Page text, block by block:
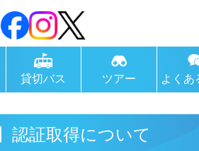
貸切バス ツアー よくあ
認証取得について